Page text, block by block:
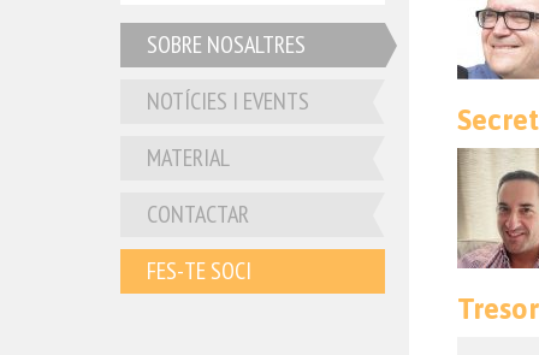
SOBRE NOSALTRES
NOTÍCIES I EVENTS
MATERIAL
CONTACTAR
FES-TE SOCI